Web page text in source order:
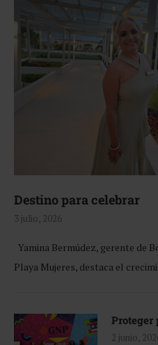
Destino para celebrar
3 julio, 2026
Yamina Bermúdez, gerente de
Playa Mujeres, destaca el
Proteger
2 junio,